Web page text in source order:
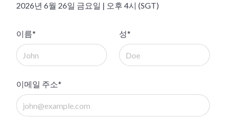
2026년 6월 26일 금요일 | 오후 4시 (SGT)
이름* 성*
이메일 주소*